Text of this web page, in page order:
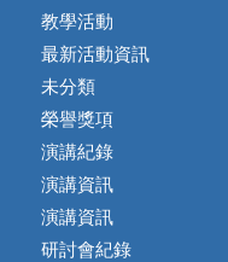
教學活動
最新活動資訊
未分類
榮譽獎項
演講紀錄
演講資訊
演講資訊
研討會紀錄